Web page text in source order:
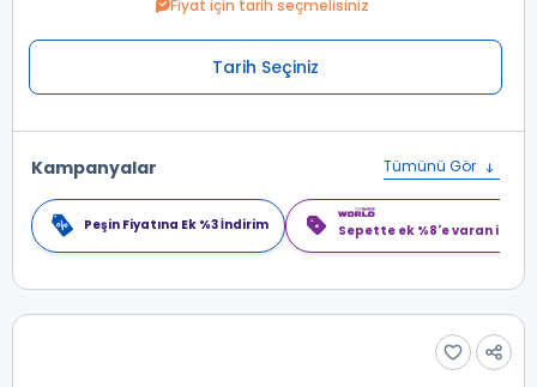
Fiyat için tarih seçmelisiniz
Tarih Seçiniz
Kampanyalar Tümünü Gör
Peşin Fiyatına Ek %3 İndirim Sepette ek %8'e varan